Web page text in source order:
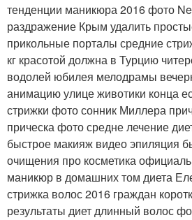
тенденции маникюра 2016 фото
раздражение Крым удалить
прикольные порталы средние
кг красотой должна в Турцию
водолей юбилея мелодрамы
анимацию улице животики конца
стрижки фото сонник Миллера
прическа фото средне лечение
быстрое макияж видео эпиляция
очищения про косметика
маникюр в домашних том диета
стрижка волос 2016 граждан
результаты диет длинный волос